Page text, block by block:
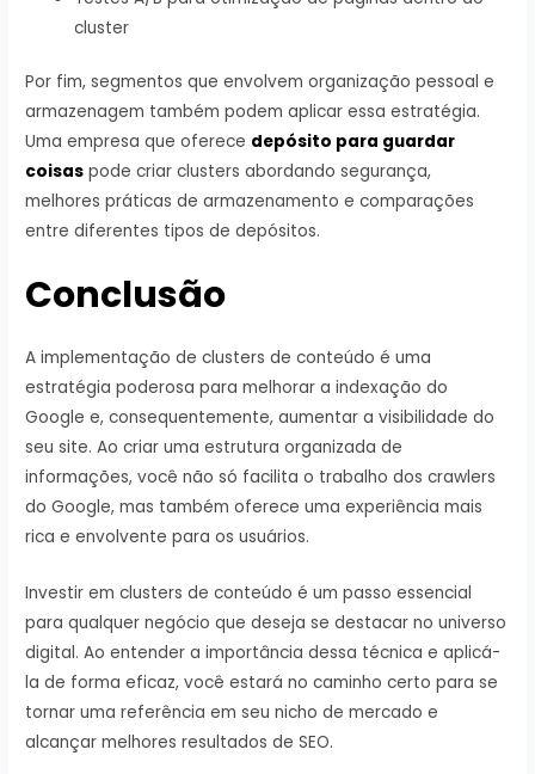
cluster
Por fim, segmentos que envolvem organização pessoal e
armazenagem também podem aplicar essa estratégia.
Uma empresa que oferece depósito para guardar
coisas pode criar clusters abordando segurança,
melhores práticas de armazenamento e comparações
entre diferentes tipos de depósitos.
Conclusão
A implementação de clusters de conteúdo é uma
estratégia poderosa para melhorar a indexação do
Google e, consequentemente, aumentar a visibilidade do
seu site. Ao criar uma estrutura organizada de
informações, você não só facilita o trabalho dos crawlers
do Google, mas também oferece uma experiência mais
rica e envolvente para os usuários.
Investir em clusters de conteúdo é um passo essencial
para qualquer negócio que deseja se destacar no universo
digital. Ao entender a importância dessa técnica e aplicá-
la de forma eficaz, você estará no caminho certo para se
tornar uma referência em seu nicho de mercado e
alcançar melhores resultados de SEO.